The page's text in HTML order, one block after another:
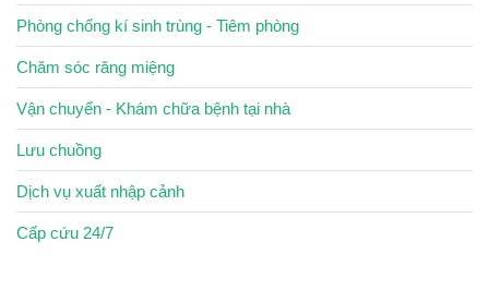
Phòng chống kí sinh trùng - Tiêm phòng
Chăm sóc răng miệng
Vận chuyển - Khám chữa bệnh tại nhà
Lưu chuồng
Dịch vụ xuất nhập cảnh
Cấp cứu 24/7